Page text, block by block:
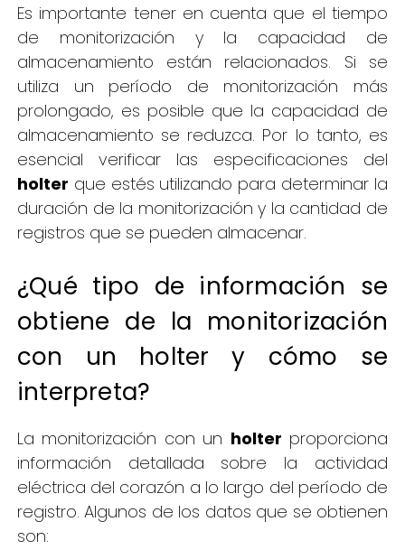
Es importante tener en cuenta que el tiempo
de monitorización y la capacidad de
almacenamiento están relacionados. Si se
utiliza un período de monitorización más
prolongado, es posible que la capacidad de
almacenamiento se reduzca. Por lo tanto, es
esencial verificar las especificaciones del
holter que estés utilizando para determinar la
duración de la monitorización y la cantidad de
registros que se pueden almacenar.
¿Qué tipo de información se
obtiene de la monitorización
con un holter y cómo se
interpreta?
La monitorización con un holter proporciona
información detallada sobre la actividad
eléctrica del corazón a lo largo del período de
registro. Algunos de los datos que se obtienen
son: